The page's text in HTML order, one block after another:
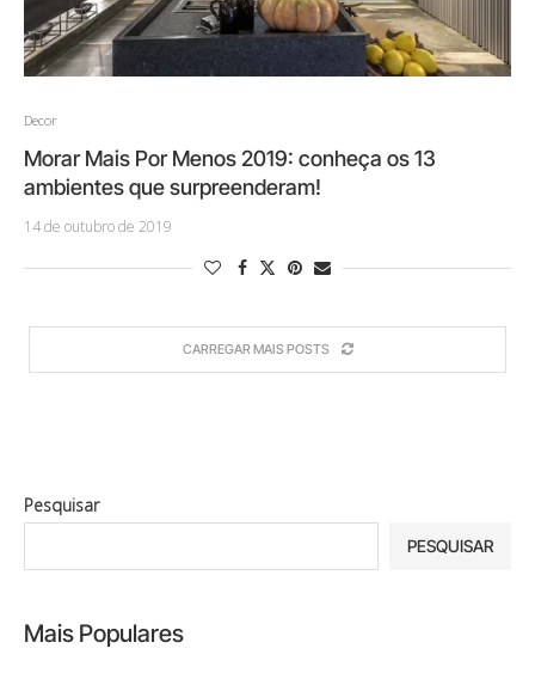
Decor
Morar Mais Por Menos 2019: conheça os 13
ambientes que surpreenderam!
14 de outubro de 2019
CARREGAR MAIS POSTS
Pesquisar
PESQUISAR
Mais Populares